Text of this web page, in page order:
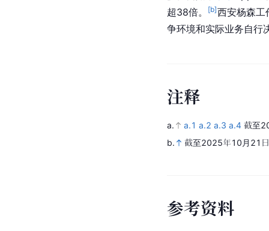
超38倍。
[b]西安杨森工
争环境和实际业务自行
注释
a. a.1 a.2 a.3 a.4 截至
b.
截至2025年10月21日
参考资料